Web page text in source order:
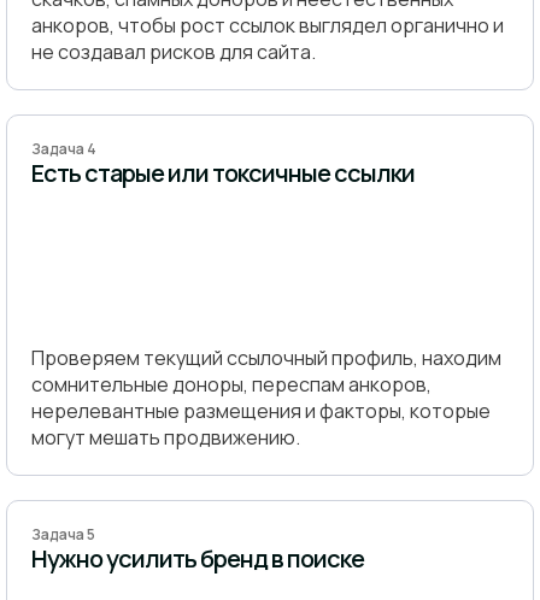
анкоров, чтобы рост ссылок выглядел органично и
не создавал рисков для сайта.
Задача 4
Есть старые или токсичные ссылки
Проверяем текущий ссылочный профиль, находим
сомнительные доноры, переспам анкоров,
нерелевантные размещения и факторы, которые
могут мешать продвижению.
Задача 5
Нужно усилить бренд в поиске